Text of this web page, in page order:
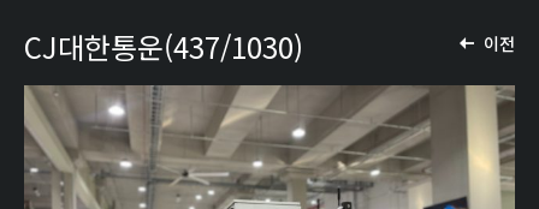
이전
CJ대한통운(437/1030)